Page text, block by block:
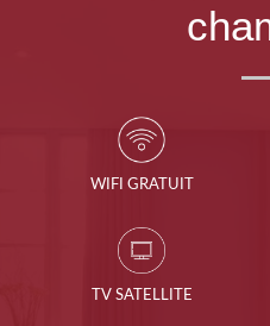
WIFI GRATUIT
TV SATELLITE